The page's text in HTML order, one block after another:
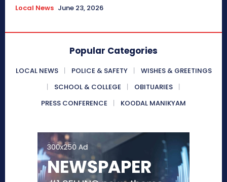
Local News June 23, 2026
Popular Categories
LOCAL NEWS POLICE & SAFETY
WISHES & GREETINGS
SCHOOL & COLLEGE
OBITUARIES
PRESS CONFERENCE
KOODAL MANIKYAM